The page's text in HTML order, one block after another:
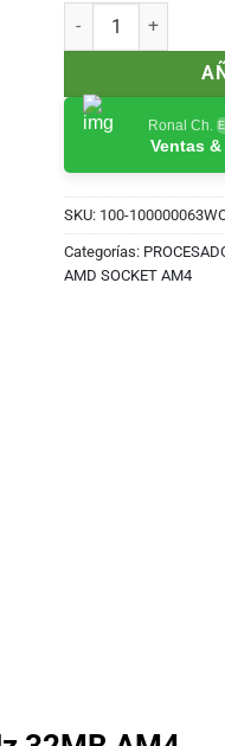
S/
Procesador AMD
Ronal Ch.
Ventas
SKU: 100-
Categorías:
AMD SOCKET AM4